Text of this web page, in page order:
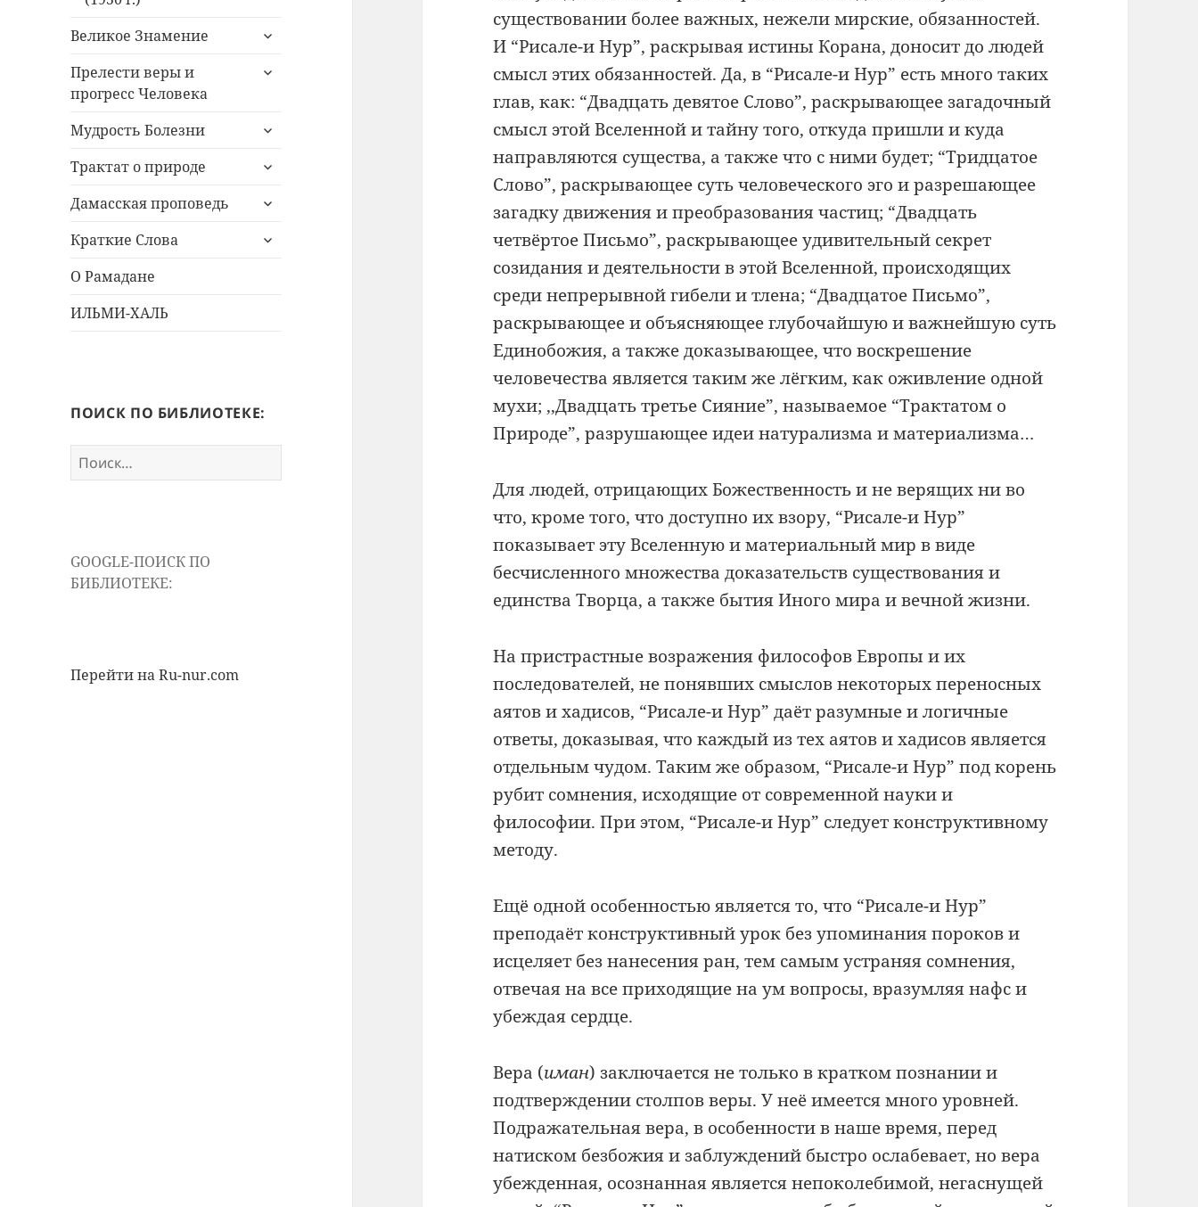
Великое Знамение
раскрыть
меню
Прелести веры и
прогресс Человека
раскрыть
Мудрость Болезни
раскрыть
меню
Трактат о природе
раскрыть
меню
Дамасская проповедь
раскрыть
меню
Краткие Слова
раскрыть
О Рамадане
ИЛЬМИ-ХАЛЬ
ПОИСК ПО БИБЛИОТЕКЕ:
Найти:
GOOGLE-ПОИСК ПО
БИБЛИОТЕКЕ:
Перейти на Ru-nur.com
существовании более важных, нежели мирские, обязанностей.
И “Рисале-и Нур”, раскрывая истины Корана, доносит до людей
смысл этих обязанностей. Да, в “Рисале-и Нур” есть много таких
глав, как: “Двадцать девятое Слово”, раскрывающее загадочный
смысл этой Вселенной и тайну того, откуда пришли и куда
направляются существа, а также что с ними будет; “Тридцатое
Слово”, раскрывающее суть человеческого эго и разрешающее
загадку движения и преобразования частиц; “Двадцать
четвёртое Письмо”, раскрывающее удивительный секрет
созидания и деятельности в этой Вселенной, происходящих
среди непрерывной гибели и тлена; “Двадцатое Письмо”,
раскрывающее и объясняющее глубочайшую и важнейшую суть
Единобожия, а также доказывающее, что воскрешение
человечества является таким же лёгким, как оживление одной
мухи; ,,Двадцать третье Сияние”, называемое “Трактатом о
Природе”, разрушающее идеи натурализма и материализма…
Для людей, отрицающих Божественность и не верящих ни во
что, кроме того, что доступно их взору, “Рисале-и Нур”
показывает эту Вселенную и материальный мир в виде
бесчисленного множества доказательств существования и
единства Творца, а также бытия Иного мира и вечной жизни.
На пристрастные возражения философов Европы и их
последователей, не понявших смыслов некоторых переносных
аятов и хадисов, “Рисале-и Нур” даёт разумные и логичные
ответы, доказывая, что каждый из тех аятов и хадисов является
отдельным чудом. Таким же образом, “Рисале-и Нур” под корень
рубит сомнения, исходящие от современной науки и
философии. При этом, “Рисале-и Нур” следует конструктивному
методу.
Ещё одной особенностью является то, что “Рисале-и Нур”
преподаёт конструктивный урок без упоминания пороков и
исцеляет без нанесения ран, тем самым устраняя сомнения,
отвечая на все приходящие на ум вопросы, вразумляя нафс и
убеждая сердце.
Вера (иман) заключается не только в кратком познании и
подтверждении столпов веры. У неё имеется много уровней.
Подражательная вера, в особенности в наше время, перед
натиском безбожия и заблуждений быстро ослабевает, но вера
убежденная, осознанная является непоколебимой, негаснущей